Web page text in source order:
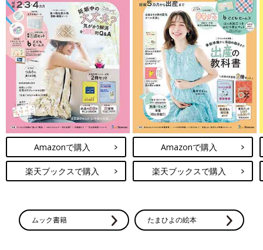
Amazonで購入
楽天ブックスで購入
Amazonで購入
楽天ブックスで購入
ムック書籍 たまひよの絵本